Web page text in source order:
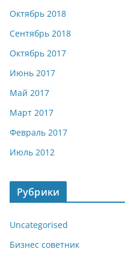
Октябрь 2018
Сентябрь 2018
Октябрь 2017
Июнь 2017
Май 2017
Март 2017
Февраль 2017
Июль 2012
Рубрики
Uncategorised
Бизнес советник